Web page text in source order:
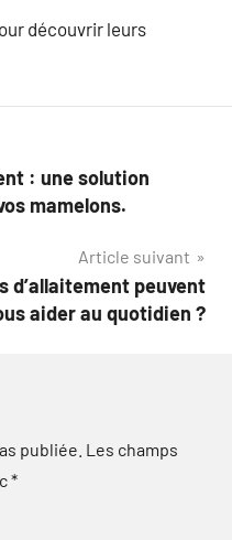
découvrir leurs
: une solution
mamelons.
Article suivant
d’allaitement peuvent
aider au quotidien ?
publiée. Les champs
*